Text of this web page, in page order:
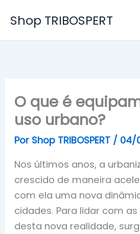
para
o
Shop TRIBOSPERT
O que é
uso urbano?
Por Shop TRIBOSPERT / 04/
Nos últimos anos, a
crescido de maneira
com ela uma nova
cidades. Para lidar com
desta nova realidade,